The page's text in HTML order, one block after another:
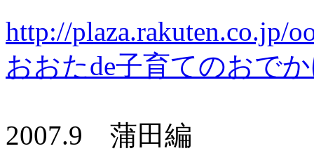
http://plaza.rakuten.co.jp/
おおたde子育てのおで
2007.9 蒲田編